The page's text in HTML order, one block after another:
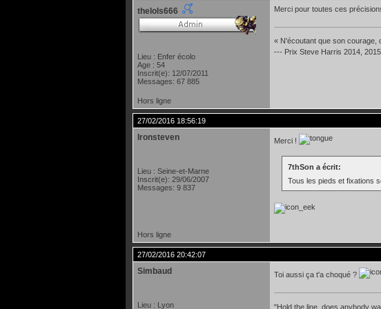
thelols666
Lieu : Enfer écolo
Age : 54
Inscrit(e): 12/07/2011
Messages: 67 885
Merci pour toutes ces
« N'écoutant que son courage,
--- Prix Steve Harris 2014,
Hors ligne
27/02/2016 18:56:19
Ironsteven
Lieu : Seine-et-Marne
Inscrit(e): 29/06/2007
Messages: 9 837
Merci !
7thSon a écrit:
Tous les pieds et fixations
Hors ligne
27/02/2016 20:42:07
Simbaud
Lieu : Lyon
Toi aussi ça t'a choqué ?
"Hold the line, does anybody